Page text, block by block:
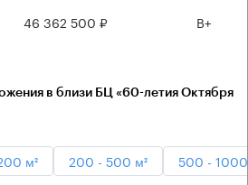
46 362 500 ₽ B+
в близи БЦ «60-летия Октября
м² 200 - 500 м² 500 -